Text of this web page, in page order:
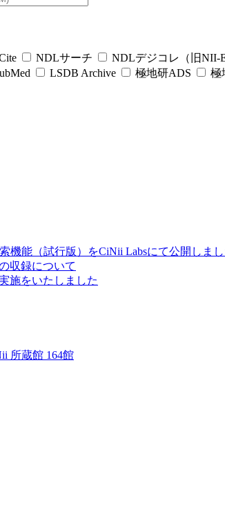
NDLサーチ NDLデジコレ（旧NII-
LSDB Archive 極地研ADS 極
機能（試行版）をCiNii Labsにて公開しま
収録について
施をいたしました
所蔵館 164館